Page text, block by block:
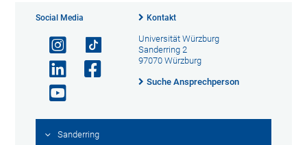
Social Media Kontakt
Universität Würzburg
Sanderring 2
97070 Würzburg
Suche Ansprechperson
Sanderring